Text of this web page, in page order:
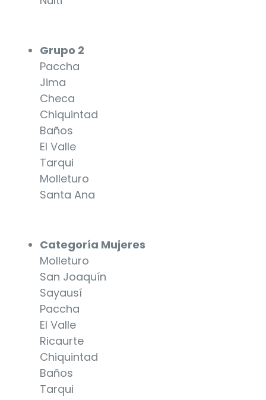
Grupo 2
Paccha
Jima
Checa
Chiquintad
Baños
El Valle
Tarqui
Molleturo
Santa Ana
Categoría Mujeres
Molleturo
San Joaquín
Sayausí
Paccha
El Valle
Ricaurte
Chiquintad
Baños
Tarqui